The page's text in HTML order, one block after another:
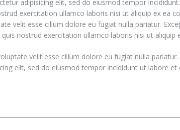
adipisicing elit, sed do eiusmod tempor
exercitation ullamco laboris nisi ut aliquip ex ea
velit esse cillum dolore eu fugiat nulla pariatur.
nostrud exercitation ullamco laboris nisi ut aliquip
velit esse cillum dolore eu fugiat nulla
elit, sed do eiusmod tempor incididunt ut labore et